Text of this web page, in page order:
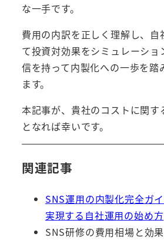
な一手です。
費用の内訳を正しく理解し、自
て投資対効果をシミュレーショ
信を持って内製化への一歩を踏
ます。
本記事が、貴社のコストに関す
となれば幸いです。
関連記事
SNS運用の内製化完全ガ
実現する自社運用の始め方
SNS研修の費用相場と効